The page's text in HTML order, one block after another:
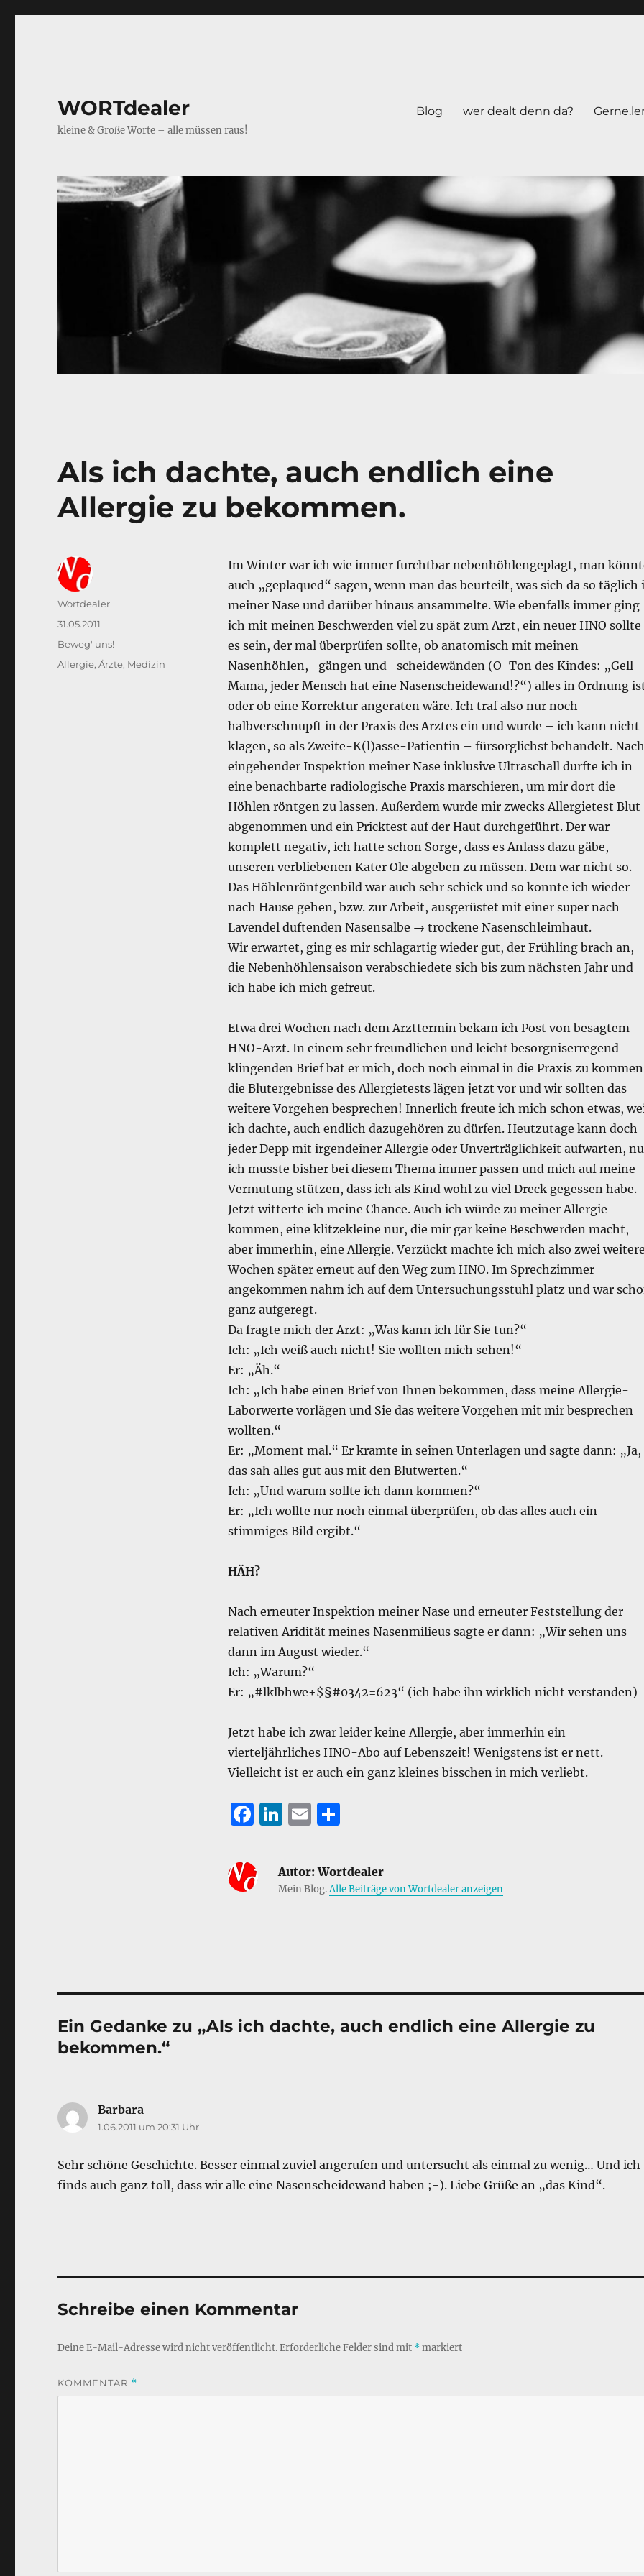
WORTdealer
kleine & Große Worte – alle müssen raus!
Blog wer dealt denn da?
Als ich dachte, auch endlich eine
Allergie zu bekommen.
Im Winter war ich wie immer furchtbar nebenhöhlengeplagt, man
auch „geplaqued“ sagen, wenn man das beurteilt, was sich da so täglich
meiner Nase und darüber hinaus ansammelte. Wie ebenfalls immer ging
ich mit meinen Beschwerden viel zu spät zum Arzt, ein neuer HNO sollte
es sein, der mal überprüfen sollte, ob anatomisch mit meinen
Nasenhöhlen, -gängen und -scheidewänden (O-Ton des Kindes: „Gell
Mama, jeder Mensch hat eine Nasenscheidewand!?“) alles in Ordnung
oder ob eine Korrektur angeraten wäre. Ich traf also nur noch
halbverschnupft in der Praxis des Arztes ein und wurde – ich kann nicht
klagen, so als Zweite-K(l)asse-Patientin – fürsorglichst behandelt. Nach
eingehender Inspektion meiner Nase inklusive Ultraschall durfte ich in
eine benachbarte radiologische Praxis marschieren, um mir dort die
Höhlen röntgen zu lassen. Außerdem wurde mir zwecks Allergietest Blut
abgenommen und ein Pricktest auf der Haut durchgeführt. Der war
komplett negativ, ich hatte schon Sorge, dass es Anlass dazu gäbe,
unseren verbliebenen Kater Ole abgeben zu müssen. Dem war nicht so.
Das Höhlenröntgenbild war auch sehr schick und so konnte ich wieder
nach Hause gehen, bzw. zur Arbeit, ausgerüstet mit einer super nach
Lavendel duftenden Nasensalbe → trockene Nasenschleimhaut.
Wir erwartet, ging es mir schlagartig wieder gut, der Frühling brach an,
die Nebenhöhlensaison verabschiedete sich bis zum nächsten Jahr und
ich habe ich mich gefreut.
Etwa drei Wochen nach dem Arzttermin bekam ich Post von besagtem
HNO-Arzt. In einem sehr freundlichen und leicht besorgniserregend
klingenden Brief bat er mich, doch noch einmal in die Praxis zu
die Blutergebnisse des Allergietests lägen jetzt vor und wir sollten das
weitere Vorgehen besprechen! Innerlich freute ich mich schon etwas,
ich dachte, auch endlich dazugehören zu dürfen. Heutzutage kann doch
jeder Depp mit irgendeiner Allergie oder Unverträglichkeit aufwarten,
ich musste bisher bei diesem Thema immer passen und mich auf meine
Vermutung stützen, dass ich als Kind wohl zu viel Dreck gegessen habe.
Jetzt witterte ich meine Chance. Auch ich würde zu meiner Allergie
kommen, eine klitzekleine nur, die mir gar keine Beschwerden macht,
aber immerhin, eine Allergie. Verzückt machte ich mich also zwei weitere
Wochen später erneut auf den Weg zum HNO. Im Sprechzimmer
angekommen nahm ich auf dem Untersuchungsstuhl platz und war
ganz aufgeregt.
Da fragte mich der Arzt: „Was kann ich für Sie tun?“
Ich: „Ich weiß auch nicht! Sie wollten mich sehen!“
Er: „Äh.“
Ich: „Ich habe einen Brief von Ihnen bekommen, dass meine Allergie-
Laborwerte vorlägen und Sie das weitere Vorgehen mit mir besprechen
wollten.“
Er: „Moment mal.“ Er kramte in seinen Unterlagen und sagte dann: „Ja,
das sah alles gut aus mit den Blutwerten.“
Ich: „Und warum sollte ich dann kommen?“
Er: „Ich wollte nur noch einmal überprüfen, ob das alles auch ein
stimmiges Bild ergibt.“
HÄH?
Nach erneuter Inspektion meiner Nase und erneuter Feststellung der
relativen Aridität meines Nasenmilieus sagte er dann: „Wir sehen uns
dann im August wieder.“
Ich: „Warum?“
Er: „#lklbhwe+$§#0342=623“ (ich habe ihn wirklich nicht verstanden)
Jetzt habe ich zwar leider keine Allergie, aber immerhin ein
vierteljährliches HNO-Abo auf Lebenszeit! Wenigstens ist er nett.
Vielleicht ist er auch ein ganz kleines bisschen in mich verliebt.
F
a
c
e
Li
n
k
e
E
m
ai
l
T
ei
le
n
Autor:Wortdealer
Mein Blog.Alle Beiträge von Wortdealer anzeigen
Autor
Wortdealer
Veröffentlicht
31.05.2011
Kategorien
Beweg' uns!
Schlagwörter
Allergie,Ärzte, Medizin
Ein Gedanke zu „Als ich dachte, auch endlich eine Allergie zu
bekommen.“
Barbara
1.06.2011 um 20:31 Uhr
Sehr schöne Geschichte. Besser einmal zuviel angerufen und untersucht als einmal zu wenig… Und ich
finds auch ganz toll, dass wir alle eine Nasenscheidewand haben ;-). Liebe Grüße an „das Kind“.
Schreibe einen Kommentar
Deine E-Mail-Adresse wird nicht veröffentlicht.Erforderliche Felder sind mit *markiert
KOMMENTAR *